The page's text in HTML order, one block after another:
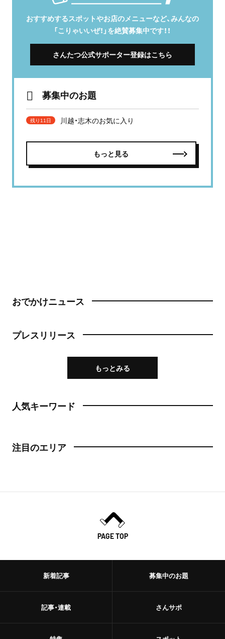
おすすめするスポットやお店のメニューなど、みんなの
「こりゃいいぜ！」を絶賛募集中です！！
さんたつ公式サポーター登録はこちら
募集中のお題
残り11日 川越・志木のお気に入り
もっと見る
おでかけニュース
プレスリリース
もっとみる
人気キーワード
注目のエリア
PAGE TOP
新着記事
記事・連載
募集中のお題
さんサポ